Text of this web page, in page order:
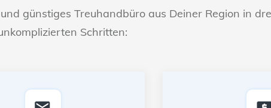
günstiges Treuhandbüro aus Deiner Region in
Schritten: